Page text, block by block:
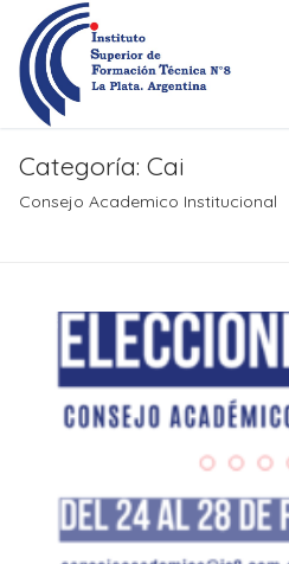
contenido
Categoría: Cai
Consejo Academico Institucional